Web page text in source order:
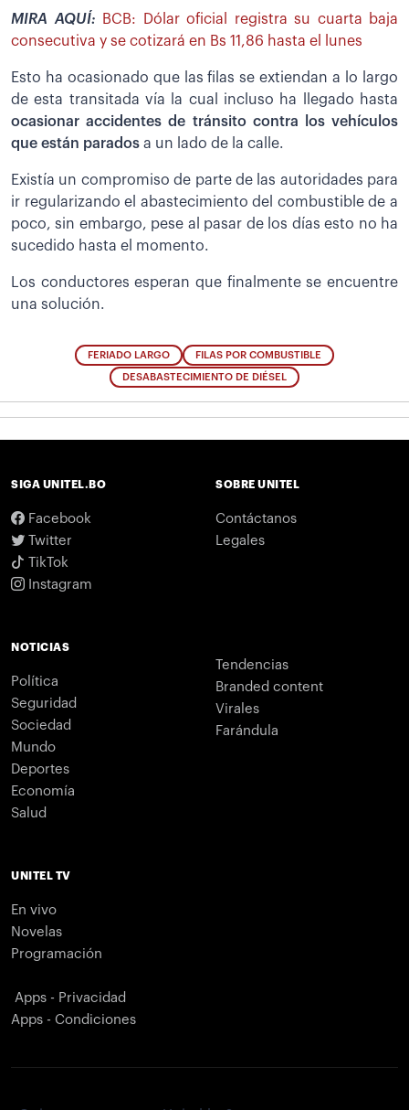
MIRA AQUÍ:
BCB: Dólar oficial registra su cuarta baja
consecutiva y se cotizará en Bs 11,86 hasta el lunes
Esto ha ocasionado que las filas se extiendan a lo largo
de esta transitada vía la cual incluso ha llegado hasta
ocasionar accidentes de tránsito contra los vehículos
que están parados a un lado de la calle.
Existía un compromiso de parte de las autoridades para
ir regularizando el abastecimiento del combustible de a
poco, sin embargo, pese al pasar de los días esto no ha
sucedido hasta el momento.
Los conductores esperan que finalmente se encuentre
una solución.
FERIADO LARGO FILAS POR COMBUSTIBLE
DESABASTECIMIENTO DE DIÉSEL
SIGA UNITEL.BO
Facebook
Twitter
TikTok
Instagram
SOBRE UNITEL
Contáctanos
Legales
NOTICIAS
Política
Seguridad
Sociedad
Mundo
Deportes
Economía
Salud
Tendencias
Branded content
Virales
Farándula
UNITEL TV
En vivo
Novelas
Programación
Apps - Privacidad
Apps - Condiciones